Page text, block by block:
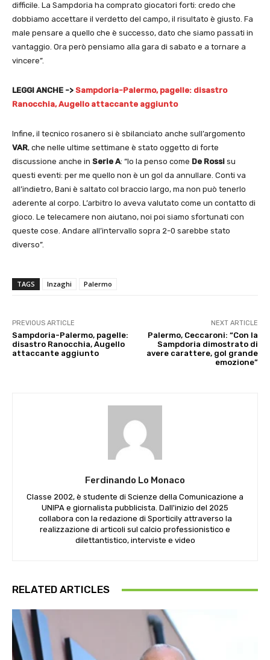
difficile. La Sampdoria ha comprato giocatori forti: credo che
dobbiamo accettare il verdetto del campo, il risultato è giusto. Fa
male pensare a quello che è successo, dato che siamo passati in
vantaggio. Ora però pensiamo alla gara di sabato e a tornare a
vincere”.
LEGGI ANCHE -> Sampdoria-Palermo, pagelle: disastro
Ranocchia, Augello attaccante aggiunto
Infine, il tecnico rosanero si è sbilanciato anche sull’argomento
VAR, che nelle ultime settimane è stato oggetto di forte
discussione anche in Serie A: “Io la penso come De Rossi su
questi eventi: per me quello non è un gol da annullare. Conti va
all’indietro, Bani è saltato col braccio largo, ma non può tenerlo
aderente al corpo. L’arbitro lo aveva valutato come un contatto di
gioco. Le telecamere non aiutano, noi poi siamo sfortunati con
queste cose. Andare all’intervallo sopra 2-0 sarebbe stato
diverso”.
TAGS Inzaghi Palermo
PREVIOUS ARTICLE
Sampdoria-Palermo, pagelle:
disastro Ranocchia, Augello
attaccante aggiunto
NEXT ARTICLE
Palermo, Ceccaroni: “Con la
Sampdoria dimostrato di
avere carattere, gol grande
emozione”
Ferdinando Lo Monaco
Classe 2002, è studente di Scienze della Comunicazione a
UNIPA e giornalista pubblicista. Dall'inizio del 2025
collabora con la redazione di Sporticily attraverso la
realizzazione di articoli sul calcio professionistico e
dilettantistico, interviste e video
RELATED ARTICLES